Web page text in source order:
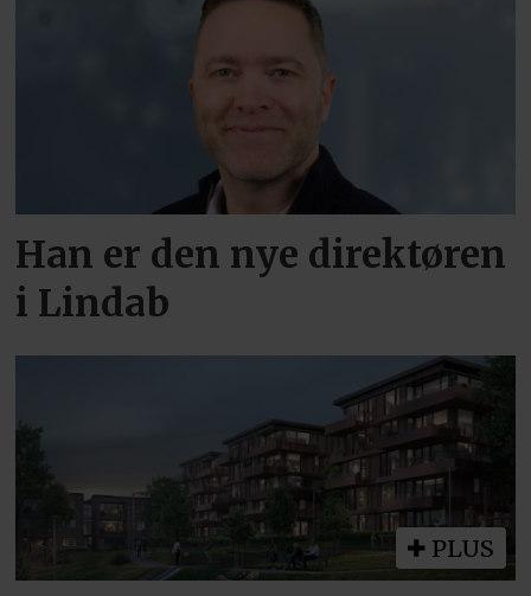
Han er den nye direktøren
i Lindab
PLUS